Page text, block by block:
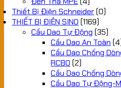
Thiết Bị Điện Schneider(0)
THIẾT BỊ ĐIỆN SINO (1169)
Cầu Dao Tự Động (35)
Cầu Dao An Toàn
Cầu Dao Chống
RCBO (2)
Cầu Dao Chống
Cầu Dao Tự Động-